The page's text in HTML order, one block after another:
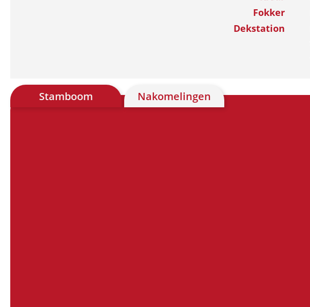
Fokker
Dekstation
Stamboom Nakomelingen